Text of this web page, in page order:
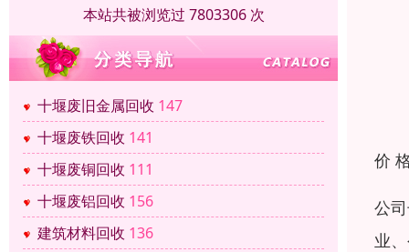
本站共被浏览过 7803306 次
十堰废旧金属回收 147
十堰废铁回收 141
十堰废铜回收 111
十堰废铝回收 156
建筑材料回收 136
价
公
业